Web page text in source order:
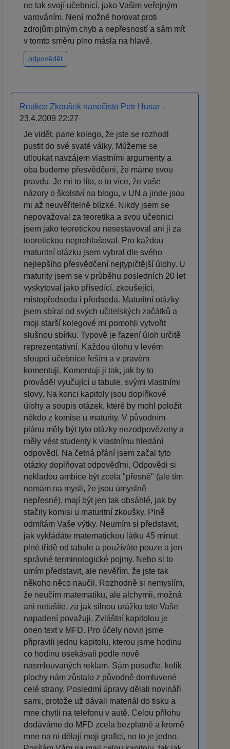
ne tak svojí učebnicí, jako Vašim veřejným
varováním. Není možné horovat proti
zdrojům plným chyb a nepřesností a sám mít
v tomto směru plno másla na hlavě.
odpovědět
Reakce Zkoušek nanečisto Petr Husar –
23.4.2009 22:27
Je vidět, pane kolego, že jste se rozhodl
pustit do své svaté války. Můžeme se
utloukat navzájem vlastními argumenty a
oba budeme přesvědčeni, že máme svou
pravdu. Je mi to líto, o to více, že vaše
názory o školství na blogu, v UN a jinde jsou
mi až neuvěřitelně blízké. Nikdy jsem se
nepovažoval za teoretika a svou učebnici
jsem jako teoretickou nesestavoval ani ji za
teoretickou neprohlašoval. Pro každou
maturitní otázku jsem vybral dle svého
nejlepšího přesvědčení nejtypičtější úlohy. U
maturity jsem se v průběhu posledních 20 let
vyskytoval jako přísedící, zkoušející,
místopředseda i předseda. Maturitní otázky
jsem sbíral od svých učitelských začátků a
moji starší kolegové mi pomohli vytvořit
slušnou sbírku. Typově je řazení úloh určitě
reprezentativní. Každou úlohu v levém
sloupci učebnice řeším a v pravém
komentuji. Komentuji ji tak, jak by to
prováděl vyučující u tabule, svými vlastními
slovy. Na konci kapitoly jsou doplňkové
úlohy a soupis otázek, které by mohl položit
někdo z komise u maturity. V původním
plánu měly být tyto otázky nezodpovězeny a
měly vést studenty k vlastnímu hledání
odpovědí. Na četná přání jsem začal tyto
otázky doplňovat odpověďmi. Odpovědi si
nekladou ambice být zcela "přesné" (ale tím
nemám na mysli, že jsou úmyslně
nepřesné), mají být jen tak obsáhlé, jak by
stačily komisi u maturitní zkoušky. Plně
odmítám Vaše výtky. Neumím si představit,
jak vykládáte matematickou látku 45 minut
plné třídě od tabule a používáte pouze a jen
správné terminologické pojmy. Nebo si to
umím představit, ale nevěřím, že jste tak
někoho něco naučil. Rozhodně si nemyslím,
že neučím matematiku, ale alchymii, možná
ani netušíte, za jak silnou urážku toto Vaše
napadení považuji. Zvláštní kapitolou je
onen text v MFD. Pro účely novin jsme
připravili jednu kapitolu, kterou jsme hodinu
co hodinu osekávali podle nově
nasmlouvaných reklam. Sám posuďte, kolik
plochy nám zůstalo z původně domluvené
celé strany. Posledmí úpravy dělali novináři
sami, protože už dávali materiál do tisku a
mne chytli na telefonu v autě. Celou přílohu
dodáváme do MFD zcela bezplatně a kromě
mne na ni dělají moji grafici, no to je jedno.